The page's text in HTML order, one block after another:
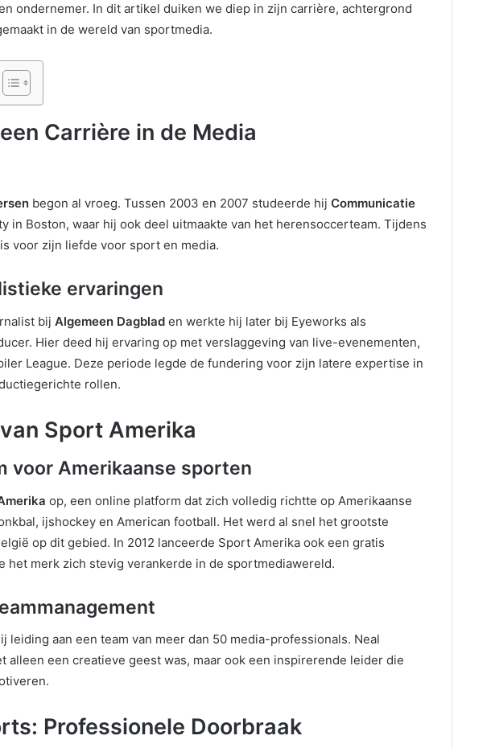
ondernemer. In dit artikel duiken we diep in zijn carrière, achtergrond
in de wereld van sportmedia.
Carrière in de Media
begon al vroeg. Tussen 2003 en 2007 studeerde hij Communicatie
in Boston, waar hij ook deel uitmaakte van het herensoccerteam. Tijdens
voor zijn liefde voor sport en media.
ervaringen
bij Algemeen Dagblad en werkte hij later bij Eyeworks als
Hier deed hij ervaring op met verslaggeving van live-evenementen,
League. Deze periode legde de fundering voor zijn latere expertise in
rollen.
Sport Amerika
voor Amerikaanse sporten
op, een online platform dat zich volledig richtte op Amerikaanse
ijshockey en American football. Het werd al snel het grootste
op dit gebied. In 2012 lanceerde Sport Amerika ook een gratis
het merk zich stevig verankerde in de sportmediawereld.
leiding aan een team van meer dan 50 media-professionals. Neal
alleen een creatieve geest was, maar ook een inspirerende leider die
Professionele Doorbraak